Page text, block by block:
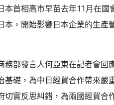
本首相高市早苗去年11月在
本，開始影響日本企業的生產
務部發言人何亞東在記者會回
基礎，為中日經貿合作帶來
切實反思糾錯，為兩國經貿合